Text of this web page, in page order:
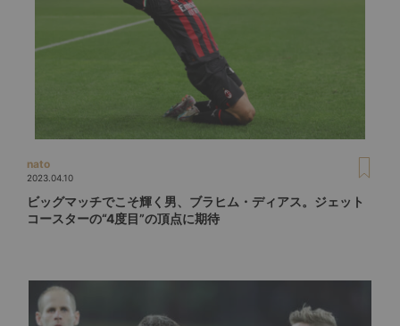
nato
2023.04.10
ビッグマッチでこそ輝く男、ブラヒム・ディアス。ジェット
コースターの“4度目”の頂点に期待